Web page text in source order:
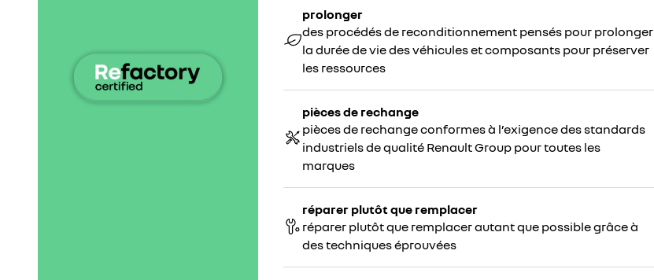
prolonger
des procédés de reconditionnement pensés pour prolonger
la durée de vie des véhicules et composants pour préserver
les ressources
pièces de rechange
pièces de rechange conformes à l’exigence des standards
industriels de qualité Renault Group pour toutes les
marques
réparer plutôt que remplacer
réparer plutôt que remplacer autant que possible grâce à
des techniques éprouvées